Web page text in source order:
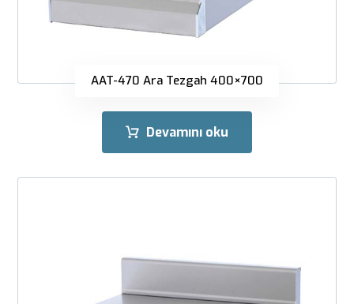
AAT-470 Ara Tezgah 400×700
Devamını oku